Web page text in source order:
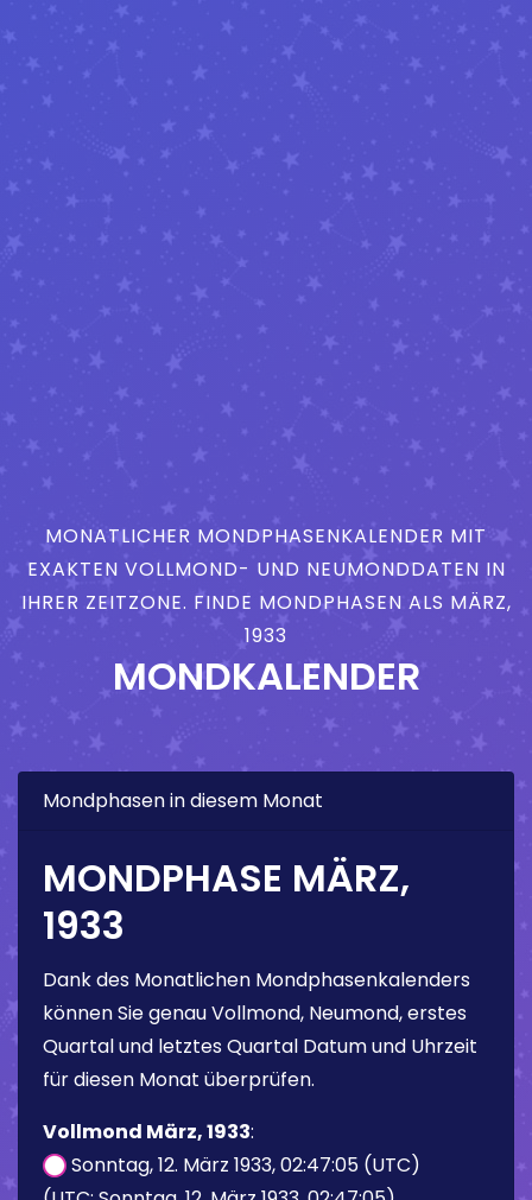
MONATLICHER MONDPHASENKALENDER MIT
EXAKTEN VOLLMOND- UND NEUMONDDATEN IN
IHRER ZEITZONE. FINDE MONDPHASEN ALS MÄRZ,
1933
MONDKALENDER
Mondphasen in diesem Monat
MONDPHASE MÄRZ,
1933
Dank des Monatlichen Mondphasenkalenders
können Sie genau Vollmond, Neumond, erstes
Quartal und letztes Quartal Datum und Uhrzeit
für diesen Monat überprüfen.
Vollmond März, 1933:
Sonntag, 12. März 1933, 02:47:05 (UTC)